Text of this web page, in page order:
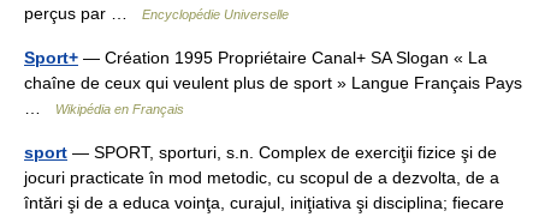
perçus par …
Encyclopédie Universelle
Sport+ — Création 1995 Propriétaire Canal+ SA Slogan « La
chaîne de ceux qui veulent plus de sport » Langue Français Pays
…
Wikipédia en Français
sport — SPORT, sporturi, s.n. Complex de exerciţii fizice şi de
jocuri practicate în mod metodic, cu scopul de a dezvolta, de a
întări şi de a educa voinţa, curajul, iniţiativa şi disciplina; fiecare